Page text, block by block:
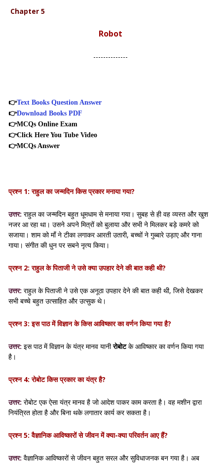
Chapter 5
Robot
--------------
👉Text Books Question Answer
👉Download Books PDF
👉MCQs Online Exam
👉Click Here You Tube Video
👉MCQs Answer
प्रश्न 1: राहुल का जन्मदिन किस प्रकार मनाया गया?
उत्तर: राहुल का जन्मदिन बहुत धूमधाम से मनाया गया। सुबह से ही वह व्यस्त और खुश
नजर आ रहा था। उसने अपने मित्रों को बुलाया और सभी ने मिलकर बड़े कमरे को
सजाया। शाम को माँ ने टीका लगाकर आरती उतारी, बच्चों ने गुब्बारे उड़ाए और गाना
गाया। संगीत की धुन पर सबने नृत्य किया।
प्रश्न 2: राहुल के पिताजी ने उसे क्या उपहार देने की बात कही थी?
उत्तर: राहुल के पिताजी ने उसे एक अनूठा उपहार देने की बात कही थी, जिसे देखकर
सभी बच्चे बहुत उत्साहित और उत्सुक थे।
प्रश्न 3: इस पाठ में विज्ञान के किस आविष्कार का वर्णन किया गया है?
उत्तर: इस पाठ में विज्ञान के यंत्र मानव यानीरोबोटके आविष्कार का वर्णन किया गया
है।
प्रश्न 4: रोबोट किस प्रकार का यंत्र है?
उत्तर: रोबोट एक ऐसा यंत्र मानव है जो आदेश पाकर काम करता है। वह मशीन द्वारा
नियंत्रित होता है और बिना थके लगातार कार्य कर सकता है।
प्रश्न 5: वैज्ञानिक आविष्कारों से जीवन में क्या-क्या परिवर्तन आए हैं?
उत्तर: वैज्ञानिक आविष्कारों से जीवन बहुत सरल और सुविधाजनक बन गया है। अब